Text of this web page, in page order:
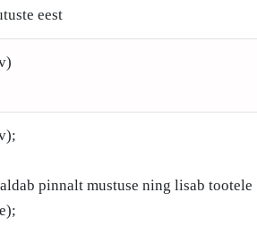
eest
pinnalt mustuse ning lisab tootele